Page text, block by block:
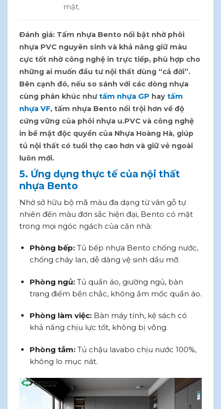
mặt.
Đánh giá: Tấm nhựa Bento nổi bật nhờ phôi
nhựa PVC nguyên sinh và khả năng giữ màu
cực tốt nhờ công nghệ in trực tiếp, phù hợp cho
những ai muốn đầu tư nội thất dùng “cả đời”.
Bên cạnh đó, nếu so sánh với các dòng nhựa
cùng phân khúc như tấm nhựa GP hay tấm
nhựa VF, tấm nhựa Bento nổi trội hơn về độ
cứng vững của phôi nhựa u.PVC và công nghệ
in bề mặt độc quyền của Nhựa Hoàng Hà, giúp
tủ nội thất có tuổi thọ cao hơn và giữ vẻ ngoài
luôn mới.
5. Ứng dụng thực tế của nội thất
nhựa Bento
Nhờ sở hữu bộ mã màu đa dạng từ vân gỗ tự
nhiên đến màu đơn sắc hiện đại, Bento có mặt
trong mọi ngóc ngách của căn nhà:
Phòng bếp:Tủ bếp nhựa Bento chống nước,
chống cháy lan, dễ dàng vệ sinh dầu mỡ.
Phòng ngủ:Tủ quần áo, giường ngủ, bàn
trang điểm bền chắc, không ẩm mốc quần áo.
Phòng làm việc:Bàn máy tính, kệ sách có
khả năng chịu lực tốt, không bị võng.
Phòng tắm:Tủ chậu lavabo chịu nước 100%,
không lo mục nát.